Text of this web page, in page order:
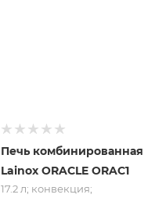
Печь комбинированная
Lainox ORACLE ORAC1
17.2 л; конвекция;